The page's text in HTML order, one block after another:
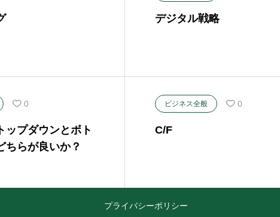
デジタル戦略
0
ップダウンとボト
ちらが良いか？
ビジネス全般 0
C/F
プライバシーポリシー